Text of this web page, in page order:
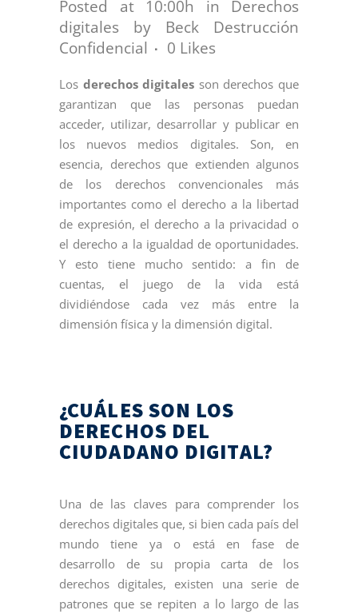
Posted at 10:00h in Derechos
digitales
by Beck Destrucción
Confidencial
0 Likes
Los derechos digitales son derechos que
garantizan que las personas puedan
acceder, utilizar, desarrollar y publicar en
los nuevos medios digitales. Son, en
esencia, derechos que extienden algunos
de los derechos convencionales más
importantes como el derecho a la libertad
de expresión, el derecho a la privacidad o
el derecho a la igualdad de oportunidades.
Y esto tiene mucho sentido: a fin de
cuentas, el juego de la vida está
dividiéndose cada vez más entre la
dimensión física y la dimensión digital.
¿CUÁLES SON LOS
DERECHOS DEL
CIUDADANO DIGITAL?
Una de las claves para comprender los
derechos digitales que, si bien cada país del
mundo tiene ya o está en fase de
desarrollo de su propia carta de los
derechos digitales, existen una serie de
patrones que se repiten a lo largo de las